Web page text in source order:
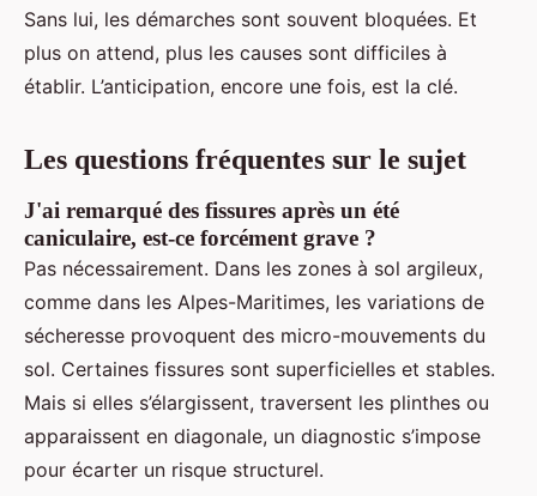
Sans lui, les démarches sont souvent bloquées. Et
plus on attend, plus les causes sont difficiles à
établir. L’anticipation, encore une fois, est la clé.
Les questions fréquentes sur le sujet
J'ai remarqué des fissures après un été
caniculaire, est-ce forcément grave ?
Pas nécessairement. Dans les zones à sol argileux,
comme dans les Alpes-Maritimes, les variations de
sécheresse provoquent des micro-mouvements du
sol. Certaines fissures sont superficielles et stables.
Mais si elles s’élargissent, traversent les plinthes ou
apparaissent en diagonale, un diagnostic s’impose
pour écarter un risque structurel.